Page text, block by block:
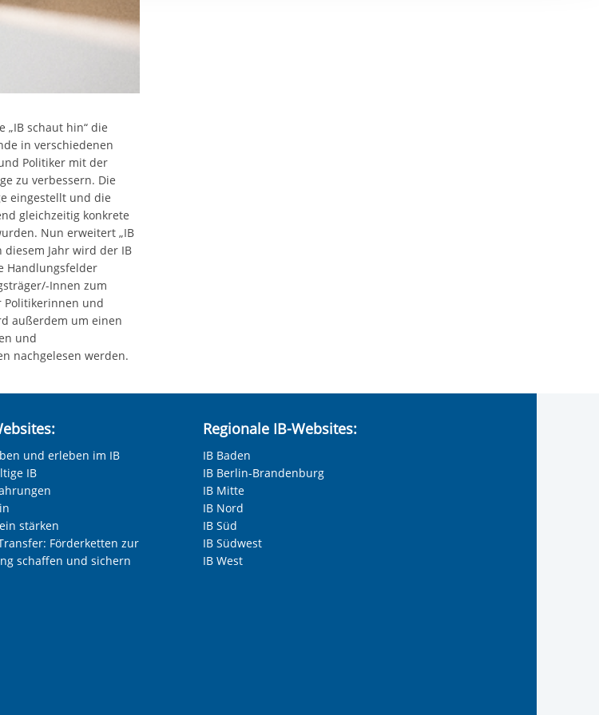
Cookies, die erforderlich zur Bereitstellung
Website-Funktionen sind. Diese Cookies setzen wir
von einer Einwilligung.
„IB schaut hin“ die
in verschiedenen
Politiker mit der
zu verbessern. Die
eingestellt und die
gleichzeitig konkrete
Nun erweitert „IB
Jahr wird der IB
Handlungsfelder
Innen zum
Politikerinnen und
außerdem um einen
und
nachgelesen werden.
und erleben im IB
IB
stärken
Förderketten zur
schaffen und sichern
Regionale IB-Websites:
IB Baden
IB Berlin-Brandenburg
IB Mitte
IB Nord
IB Süd
IB Südwest
IB West